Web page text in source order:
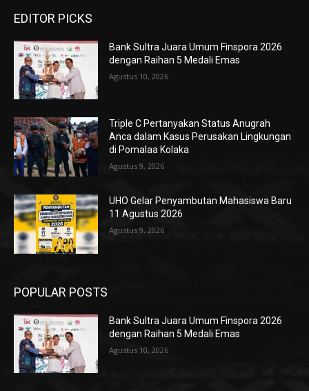
EDITOR PICKS
Bank Sultra Juara Umum Finspora 2026
dengan Raihan 5 Medali Emas
Agustus 10, 2026
Triple C Pertanyakan Status Anugrah
Anca dalam Kasus Perusakan Lingkungan
di Pomalaa Kolaka
Agustus 9, 2026
UHO Gelar Penyambutan Mahasiswa Baru
11 Agustus 2026
Agustus 9, 2026
POPULAR POSTS
Bank Sultra Juara Umum Finspora 2026
dengan Raihan 5 Medali Emas
Agustus 10, 2026